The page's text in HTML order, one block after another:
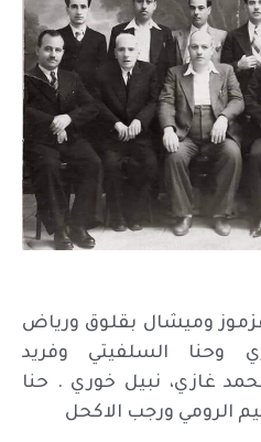
وميشال بقلوق ورياض
وحنا السلفيتي وفريد
غازي، نبيل خوري . حنا
الرومي ورجب الاكحل